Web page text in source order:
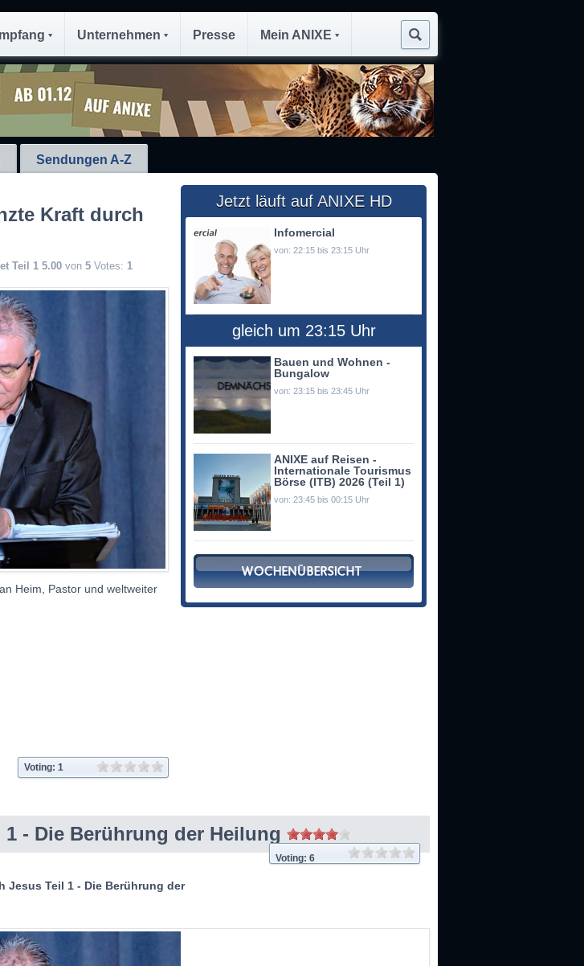
Unternehmen Presse Mein ANIXE
Sendungen A-Z
Kraft durch
Teil 1 5.00 von 5 Votes: 1
Heim, Pastor und weltweiter
Voting: 1
- Die Berührung der Heilung
Voting: 6
Jesus Teil 1 - Die Berührung der
Jetzt läuft auf ANIXE HD
Infomercial
von: 22:15 bis 23:15 Uhr
gleich um 23:15 Uhr
Bauen und Wohnen -
Bungalow
von: 23:15 bis 23:45 Uhr
ANIXE auf Reisen -
Internationale Tourismus
Börse (ITB) 2026 (Teil 1)
von: 23:45 bis 00:15 Uhr